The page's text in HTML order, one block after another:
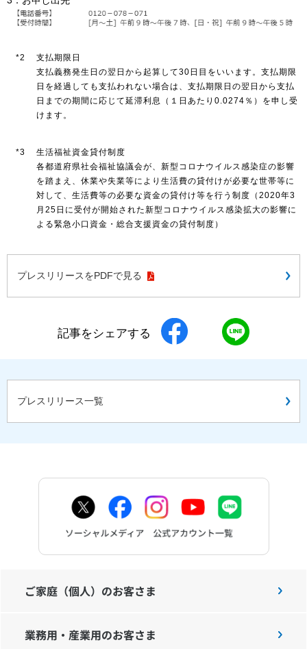
*2
支払期限日
支払義務発生日の翌日から起算して30日目をいいます。支払期限
日を経過しても支払われない場合は、支払期限日の翌日から支払
日までの期間に応じて延滞利息（１日あたり0.0274％）を申し受
けます。
*3
生活福祉資金貸付制度
各都道府県社会福祉協議会が、新型コロナウイルス感染症の影響
を踏まえ、休業や失業等により生活費の貸付けが必要な世帯等に
対して、生活費等の必要な資金の貸付け等を行う制度（2020年3
月25日に受付が開始された新型コロナウイルス感染拡大の影響に
よる緊急小口資金・総合支援資金の貸付制度）
プレスリリースをPDFで見る
記事をシェアする
プレスリリース一覧
ご家庭（個人）のお客さま
業務用・産業用のお客さま